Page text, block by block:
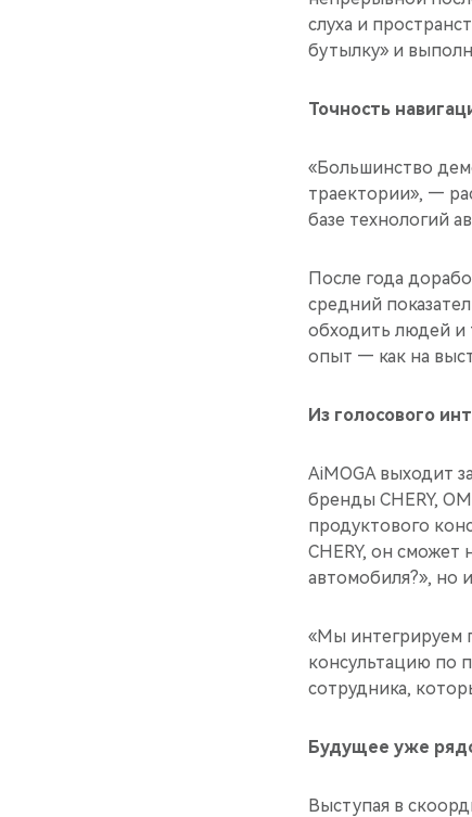
слуха и
бутылку» и
Точность
«Большинство
траектории», —
базе технологий
После года
средний
обходить людей и
опыт — как на
Из голосового
AiMOGA выходит
бренды CHERY,
продуктового
CHERY, он
автомобиля?», но
«Мы интегрируем
консультацию по
сотрудника,
Будущее уже
Выступая в